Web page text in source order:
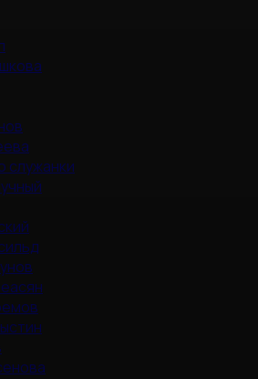
служанки